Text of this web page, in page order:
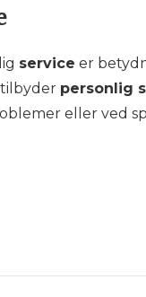
service er
personlig
eller ved